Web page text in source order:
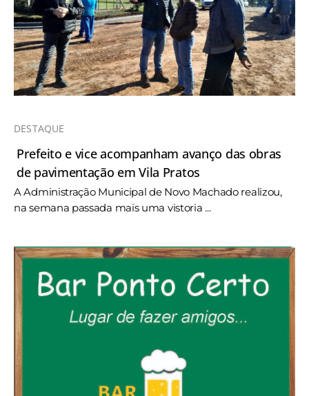
DESTAQUE
Prefeito e vice acompanham avanço das obras
de pavimentação em Vila Pratos
A Administração Municipal de Novo Machado realizou,
na semana passada mais uma vistoria ...